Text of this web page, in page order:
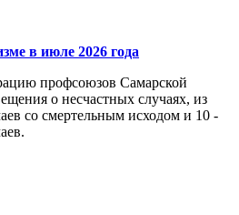
в июле 2026 года
профсоюзов Самарской
о несчастных случаях, из
со смертельным исходом и 10 -